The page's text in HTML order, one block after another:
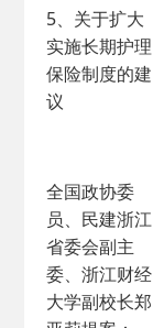
5、关于扩大
实施长期护理
保险制度的建
议
全国政协委
员、民建浙江
省委会副主
委、浙江财经
大学副校长郑